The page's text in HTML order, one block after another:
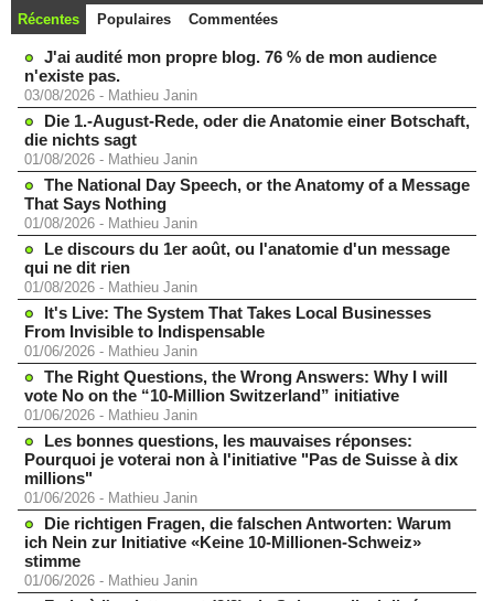
Récentes Populaires Commentées
J'ai audité mon propre blog. 76 % de mon audience
n'existe pas.
03/08/2026 - Mathieu Janin
Die 1.-August-Rede, oder die Anatomie einer Botschaft,
die nichts sagt
01/08/2026 - Mathieu Janin
The National Day Speech, or the Anatomy of a Message
That Says Nothing
01/08/2026 - Mathieu Janin
Le discours du 1er août, ou l'anatomie d'un message
qui ne dit rien
01/08/2026 - Mathieu Janin
It's Live: The System That Takes Local Businesses
From Invisible to Indispensable
01/06/2026 - Mathieu Janin
The Right Questions, the Wrong Answers: Why I will
vote No on the “10-Million Switzerland” initiative
01/06/2026 - Mathieu Janin
Les bonnes questions, les mauvaises réponses:
Pourquoi je voterai non à l'initiative "Pas de Suisse à dix
millions"
01/06/2026 - Mathieu Janin
Die richtigen Fragen, die falschen Antworten: Warum
ich Nein zur Initiative «Keine 10-Millionen-Schweiz»
stimme
01/06/2026 - Mathieu Janin